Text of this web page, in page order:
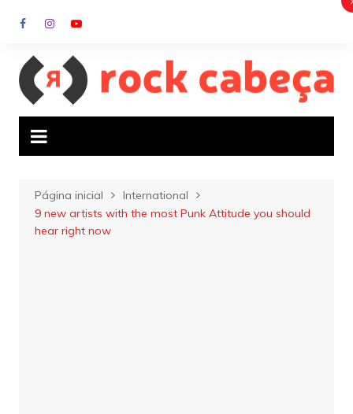
para
conteúdo
Página inicial
International
9 new artists with the most Punk Attitude you should
hear right now